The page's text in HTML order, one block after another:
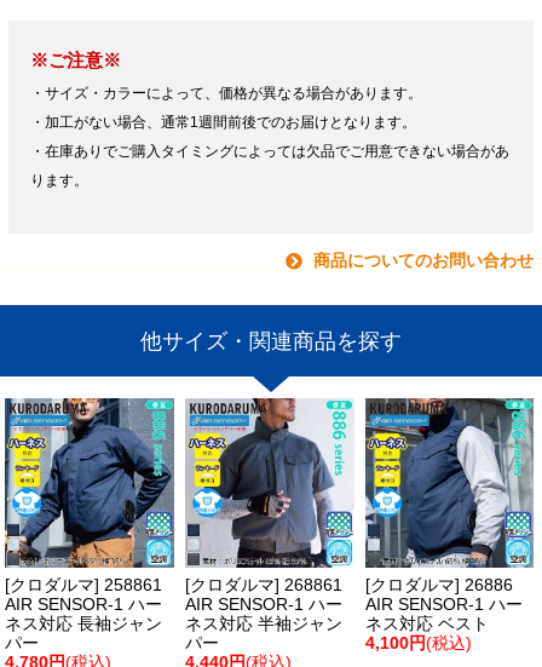
※ご注意※
・サイズ・カラーによって、価格が異なる場合があります。
・加工がない場合、通常1週間前後でのお届けとなります。
・在庫ありでご購入タイミングによっては欠品でご用意できない場合があ
ります。
商品についてのお問い合わせ
他サイズ・関連商品を探す
[クロダルマ] 258861
AIR SENSOR-1 ハー
ネス対応 長袖ジャン
パー
4,780円(税込)
[クロダルマ] 268861
AIR SENSOR-1 ハー
ネス対応 半袖ジャン
パー
4,440円(税込)
[クロダルマ] 26886
AIR SENSOR-1 ハー
ネス対応 ベスト
4,100円(税込)